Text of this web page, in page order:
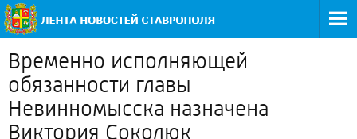
Временно исполняющей
обязанности главы
Невинномысска назначена
Виктория Соколюк